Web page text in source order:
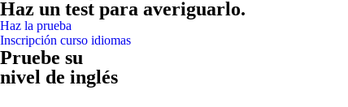
Haz un test para averiguarlo.
Haz la prueba
Inscripción curso idiomas
Pruebe su
nivel de inglés